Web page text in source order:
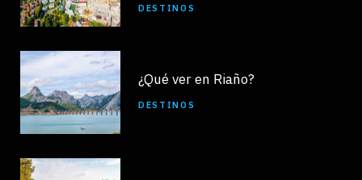
DESTINOS
¿Qué ver en Riaño?
DESTINOS